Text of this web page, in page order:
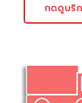
กดดูบริก